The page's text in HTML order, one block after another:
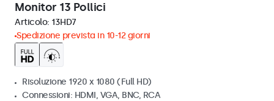
Monitor 13 Pollici
Articolo: 13HD7
Spedizione prevista in 10-12 giorni
Risoluzione 1920 x 1080 (Full HD)
Connessioni: HDMI, VGA, BNC, RCA